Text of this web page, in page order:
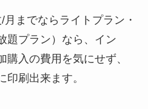
までならライトプラン・
題プラン）なら、イン
購入の費用を気にせず、
印刷出来ます。